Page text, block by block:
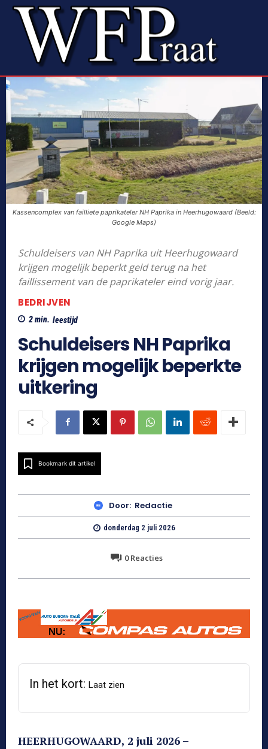
Kassencomplex van failliete paprikateler NH Paprika in Heerhugowaard (Beeld:
Google Maps)
Schuldeisers van NH Paprika uit Heerhugowaard
krijgen mogelijk beperkt geld terug na het
faillissement van de paprikateler eind vorig jaar.
BEDRIJVEN
2min. leestijd
Schuldeisers NH Paprika
krijgen mogelijk beperkte
uitkering
Bookmark dit artikel
Door: Redactie
donderdag 2 juli 2026
0Reacties
In het kort: Laat zien
HEERHUGOWAARD, 2 juli 2026 –